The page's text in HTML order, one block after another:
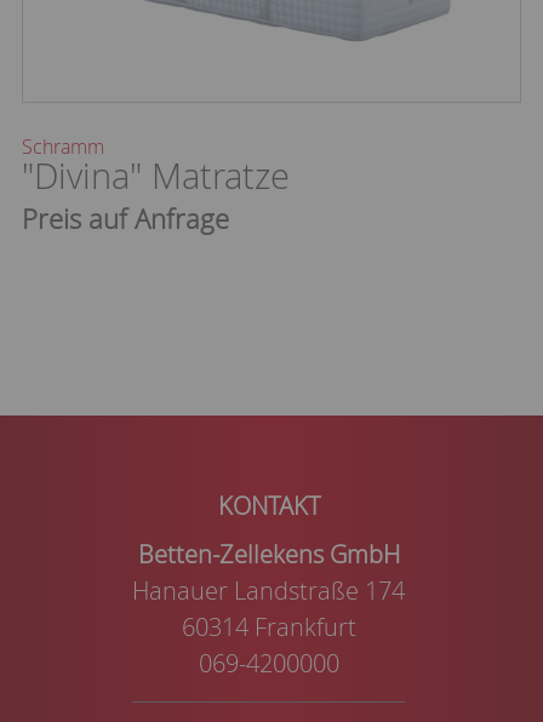
Schramm
"Divina" Matratze
Preis auf Anfrage
Betten-Zellekens GmbH
Hanauer Landstraße 174
60314 Frankfurt
069-4200000